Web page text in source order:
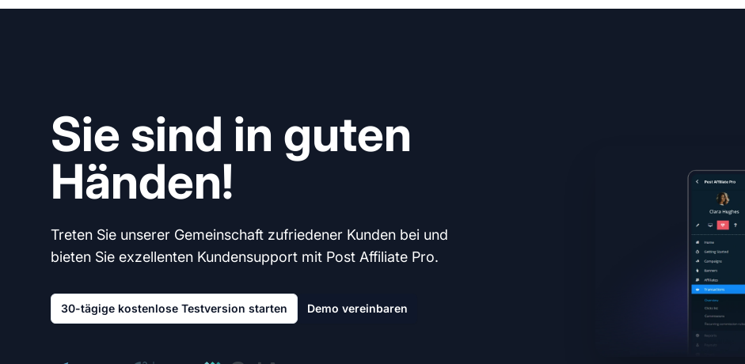
Sie sind in guten
Händen!
Treten Sie unserer Gemeinschaft zufriedener Kunden bei und
bieten Sie exzellenten Kundensupport mit Post Affiliate Pro.
30-tägige kostenlose Testversion starten Demo vereinbaren